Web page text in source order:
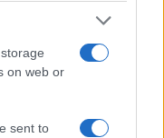
on web or
sent to
των
Μάνο
27 ΙΑΝΟΥΑΡΊΟΥ 2023, 3:53